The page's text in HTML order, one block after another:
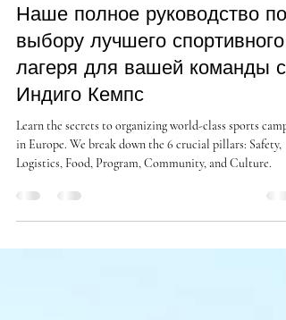
8 дек. 2025 г.
3 мин. чтения
Наше полное руководство по
выбору лучшего спортивного
лагеря для вашей команды с
Индиго Кемпс
Learn the secrets to organizing world-class sports camps
Logistics, Food, Program, Community, and Culture.